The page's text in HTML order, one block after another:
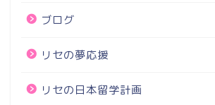
ブログ
リセの夢応援
リセの日本留学計画